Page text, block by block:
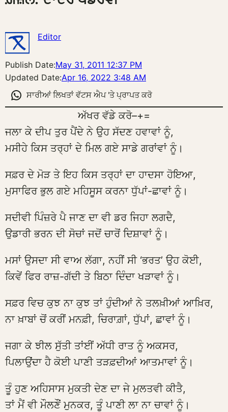
Editor
Publish Date:May 31, 2011 12:37 PM
Updated Date:Apr 16, 2022 3:48 AM
ਸਾਰੀਆਂ ਲਿਖਤਾਂ ਵੱਟਸ ਐਪ 'ਤੇ ਪ੍ਰਾਪਤ ਕਰੋ
ਅੱਖਰ ਵੱਡੇ ਕਰੋ–+=
ਜਲਾ ਕੇ ਦੀਪ ਤੁਰ ਪੈਂਦੇ ਨੇ ਉਹ ਸੱਦਣ ਹਵਾਵਾਂ ਨੂੰ,
ਮਸੀਹੇ ਕਿਸ ਤਰ੍ਹਾਂ ਦੇ ਮਿਲ ਗਏ ਸਾਡੇ ਗਰਾਂਵਾਂ ਨੂੰ।
ਸਫ਼ਰ ਦੇ ਮੋੜ ਤੇ ਇਹ ਕਿਸ ਤਰ੍ਹਾਂ ਦਾ ਹਾਦਸਾ ਹੋਇਆ,
ਮੁਸਾਫਿਰ ਭੁਲ ਗਏ ਮਹਿਸੂਸ ਕਰਨਾ ਧੁੱਪਾਂ-ਛਾਵਾਂ ਨੂੰ।
ਸਦੀਵੀ ਪਿੰਜ਼ਰੇ ਪੈ ਜਾਣ ਦਾ ਵੀ ਡਰ ਜਿਹਾ ਲਗਦੈ,
ਉਡਾਰੀ ਭਰਨ ਦੀ ਸੋਚਾਂ ਜਦੋਂ ਚਾਰੋਂ ਦਿਸ਼ਾਵਾਂ ਨੂੰ।
ਮਸਾਂ ਉਸਦਾ ਸੀ ਵਾਅ ਲੱਗਾ, ਨਹੀਂ ਸੀ ‘ਭਰਤ’ ਉਹ ਕੋਈ,
ਕਿਵੇਂ ਫਿਰ ਰਾਜ਼-ਗੱਦੀ ਤੇ ਬਿਠਾ ਦਿੰਦਾ ਖੜਾਵਾਂ ਨੂੰ।
ਸਫ਼ਰ ਵਿਚ ਕੁਝ ਨਾ ਕੁਝ ਤਾਂ ਹੁੰਦੀਆਂ ਨੇ ਤਲਖ਼ੀਆਂ ਆਖ਼ਿਰ,
ਨਾ ਖ਼ਾਬਾਂ ਚੋਂ ਕਰੀਂ ਮਨਫ਼ੀ, ਚਿਰਾਗ਼ਾਂ, ਧੁੱਪਾਂ, ਛਾਵਾਂ ਨੂੰ।
ਜਗਾ ਕੇ ਝੀਲ ਸੁੱਤੀ ਤਾਂਈਂ ਅੱਧੀ ਰਾਤ ਨੂੰ ਅਕਸਰ,
ਪਿਲਾਉਂਦਾ ਹੈ ਕੋਈ ਪਾਣੀ ਤੜਫ਼ਦੀਆਂ ਆਤਮਾਵਾਂ ਨੂੰ।
ਤੂੰ ਹੁਣ ਅਹਿਸਾਸ ਮੁਕਤੀ ਦੇਣ ਦਾ ਜੇ ਮੁਲਤਵੀ ਕੀਤੈ,
ਤਾਂ ਮੈਂ ਵੀ ਮੌਲਣੌਂ ਮੁਨਕਰ, ਤੂੰ ਪਾਣੀ ਲਾ ਨਾ ਚਾਵਾਂ ਨੂੰ।